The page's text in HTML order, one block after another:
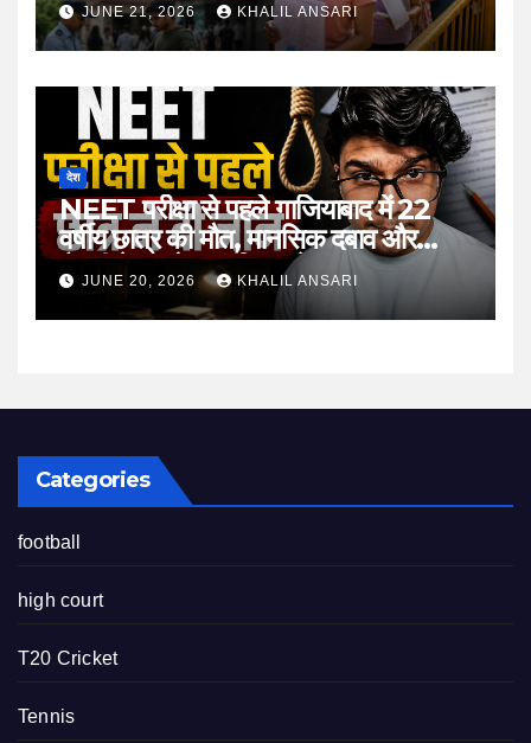
JUNE 21, 2026 KHALIL ANSARI
देश
NEET परीक्षा से पहले गाजियाबाद में 22
वर्षीय छात्र की मौत, मानसिक दबाव और
तैयारी के माहौल पर फिर उठे सवाल
JUNE 20, 2026 KHALIL ANSARI
Categories
football
high court
T20 Cricket
Tennis